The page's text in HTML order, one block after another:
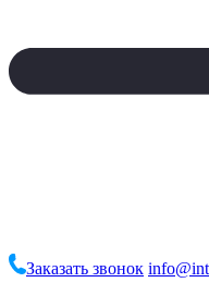
Заказать звонок